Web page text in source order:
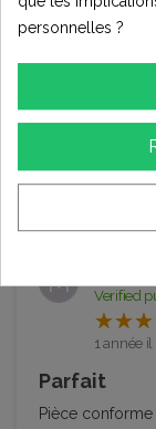
Évaluations
Trier par:
M
Verified
1 année il
Parfait
Pièce conforme
personnelles ?